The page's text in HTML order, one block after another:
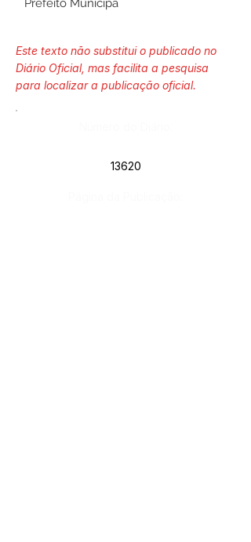
Prefeito Municipa
Este texto não substitui o publicado no
Diário Oficial, mas facilita a pesquisa
para localizar a publicação oficial.
13620